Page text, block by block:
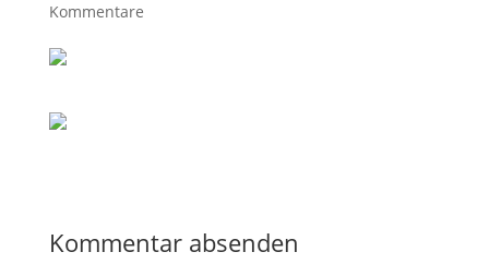
Kommentare
Kommentar absenden